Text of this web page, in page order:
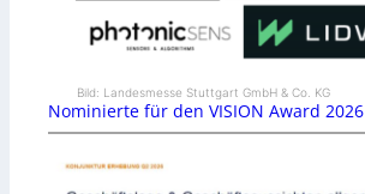
Bild: Landesmesse Stuttgart GmbH & Co. KG
Nominierte für den VISION Award 2026